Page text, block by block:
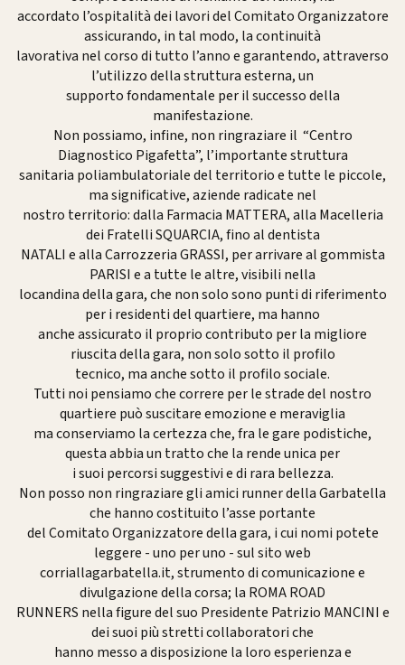
accordato l’ospitalità dei lavori del Comitato Organizzatore
assicurando, in tal modo, la continuità
lavorativa nel corso di tutto l’anno e garantendo, attraverso
l’utilizzo della struttura esterna, un
supporto fondamentale per il successo della
manifestazione.
Non possiamo, infine, non ringraziare il “Centro
Diagnostico Pigafetta”, l’importante struttura
sanitaria poliambulatoriale del territorio e tutte le piccole,
ma significative, aziende radicate nel
nostro territorio: dalla Farmacia MATTERA, alla Macelleria
dei Fratelli SQUARCIA, fino al dentista
NATALI e alla Carrozzeria GRASSI, per arrivare al gommista
PARISI e a tutte le altre, visibili nella
locandina della gara, che non solo sono punti di riferimento
per i residenti del quartiere, ma hanno
anche assicurato il proprio contributo per la migliore
riuscita della gara, non solo sotto il profilo
tecnico, ma anche sotto il profilo sociale.
Tutti noi pensiamo che correre per le strade del nostro
quartiere può suscitare emozione e meraviglia
ma conserviamo la certezza che, fra le gare podistiche,
questa abbia un tratto che la rende unica per
i suoi percorsi suggestivi e di rara bellezza.
Non posso non ringraziare gli amici runner della Garbatella
che hanno costituito l’asse portante
del Comitato Organizzatore della gara, i cui nomi potete
leggere - uno per uno - sul sito web
corriallagarbatella.it, strumento di comunicazione e
divulgazione della corsa; la ROMA ROAD
RUNNERS nella figure del suo Presidente Patrizio MANCINI e
dei suoi più stretti collaboratori che
hanno messo a disposizione la loro esperienza e